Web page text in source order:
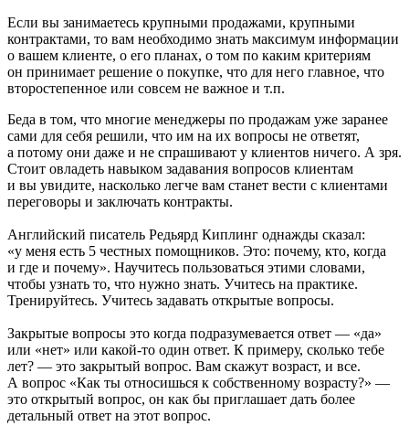
Если вы занимаетесь крупными продажами, крупными
контрактами, то вам необходимо знать максимум информации
о вашем клиенте, о его планах, о том по каким критериям
он принимает решение о покупке, что для него главное, что
второстепенное или совсем не важное и т.п.
Беда в том, что многие менеджеры по продажам уже заранее
сами для себя решили, что им на их вопросы не ответят,
а потому они даже и не спрашивают у клиентов ничего. А зря.
Стоит овладеть навыком задавания вопросов клиентам
и вы увидите, насколько легче вам станет вести с клиентами
переговоры и заключать контракты.
Английский писатель Редьярд Киплинг однажды сказал:
«у меня есть 5 честных помощников. Это: почему, кто, когда
и где и почему». Научитесь пользоваться этими словами,
чтобы узнать то, что нужно знать. Учитесь на практике.
Тренируйтесь. Учитесь задавать открытые вопросы.
Закрытые вопросы это когда подразумевается ответ — «да»
или «нет» или какой-то один ответ. К примеру, сколько тебе
лет? — это закрытый вопрос. Вам скажут возраст, и все.
А вопрос «Как ты относишься к собственному возрасту?» —
это открытый вопрос, он как бы приглашает дать более
детальный ответ на этот вопрос.